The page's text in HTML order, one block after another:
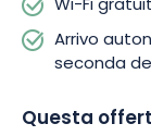
Wi-Fi
Arrivo
seconda
Questa